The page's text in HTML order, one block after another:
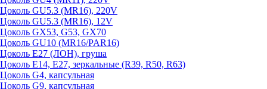
Цоколь GU5.3 (MR16), 220V
Цоколь GU5.3 (MR16), 12V
Цоколь GX53, G53, GX70
Цоколь GU10 (MR16/PAR16)
Цоколь Е27 (ЛОН), груша
Цоколь Е14, Е27, зеркальные (R39, R50, R63)
Цоколь G4, капсульная
Цоколь G9, капсульная